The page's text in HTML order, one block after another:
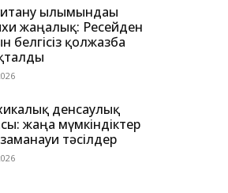
ғылымындағы
жаңалық: Ресейден
белгісіз қолжазба
денсаулық
жаңа мүмкіндіктер
тәсілдер